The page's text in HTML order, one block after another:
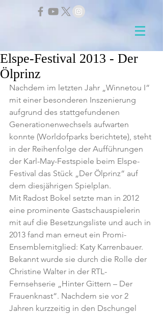
Elspe-Festival 2013 - Der
Ölprinz
Nachdem im letzten Jahr „Winnetou I“
mit einer besonderen Inszenierung
aufgrund des stattgefundenen
Generationenwechsels aufwarten
konnte (Worldofparks berichtete), steht
in der Reihenfolge der Aufführungen
der Karl-May-Festspiele beim Elspe-
Festival das Stück „Der Ölprinz“ auf
dem diesjährigen Spielplan.
Mit Radost Bokel setzte man in 2012
eine prominente Gastschauspielerin
mit auf die Besetzungsliste und auch in
2013 fand man erneut ein Promi-
Ensemblemitglied: Katy Karrenbauer.
Bekannt wurde sie durch die Rolle der
Christine Walter in der RTL-
Fernsehserie „Hinter Gittern – Der
Frauenknast“. Nachdem sie vor 2
Jahren kurzzeitig in den Dschungel